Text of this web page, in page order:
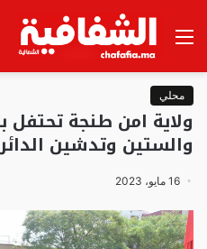
القائمة
محلي
ولاية امن طنجة تحتفل
والستين وتدشين
16 مايو، 2023